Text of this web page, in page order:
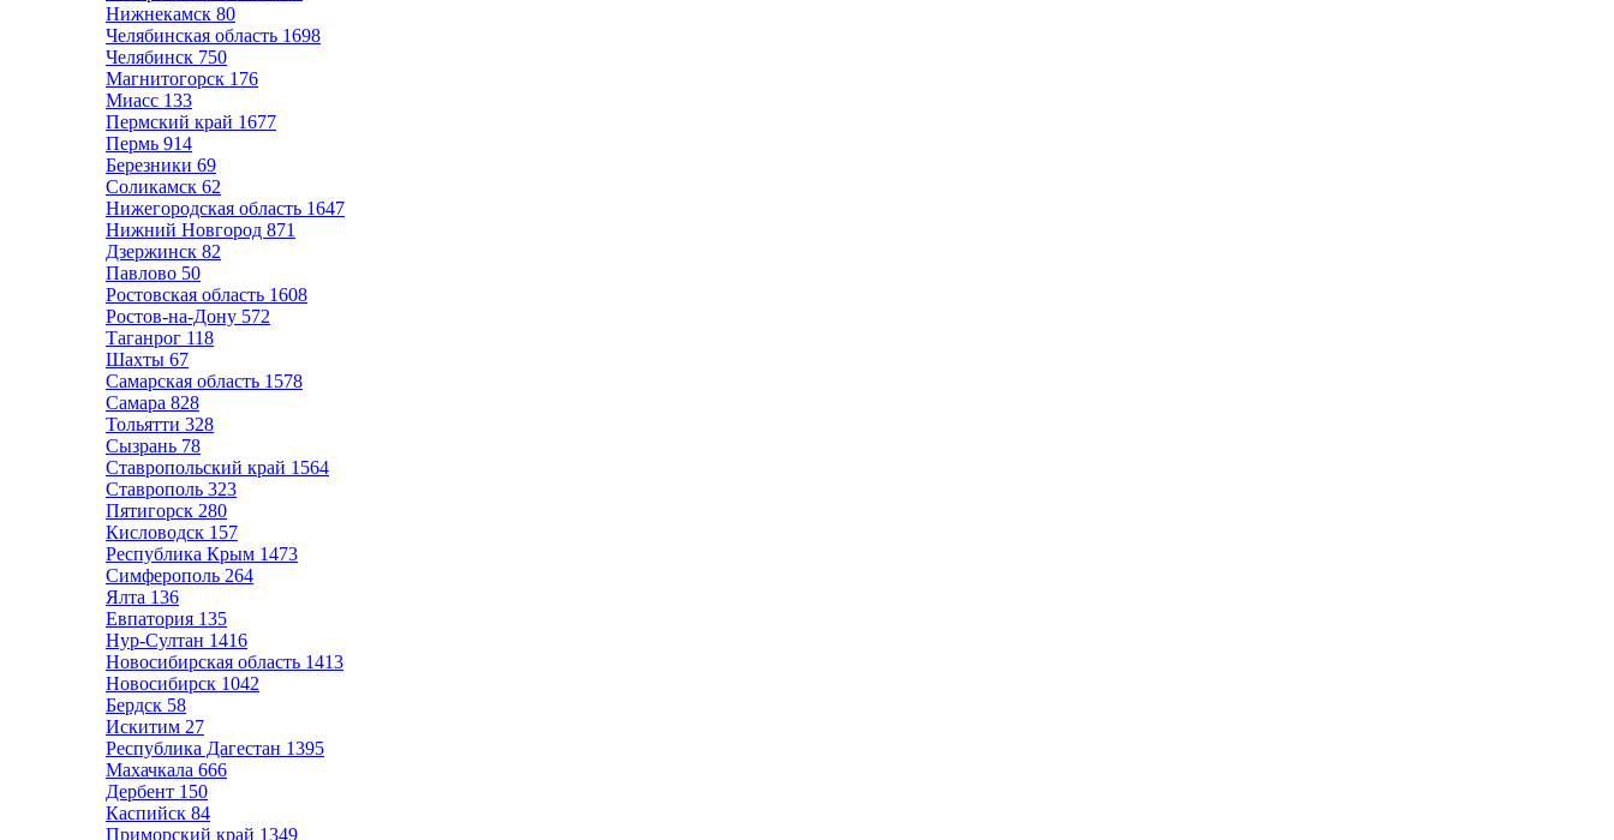
Нижнекамск 80
Челябинская область 1698
Челябинск 750
Магнитогорск 176
Миасс 133
Пермский край 1677
Пермь 914
Березники 69
Соликамск 62
Нижегородская область 1647
Нижний Новгород 871
Дзержинск 82
Павлово 50
Ростовская область 1608
Ростов-на-Дону 572
Таганрог 118
Шахты 67
Самарская область 1578
Самара 828
Тольятти 328
Сызрань 78
Ставропольский край 1564
Ставрополь 323
Пятигорск 280
Кисловодск 157
Республика Крым 1473
Симферополь 264
Ялта 136
Евпатория 135
Нур-Султан 1416
Новосибирская область 1413
Новосибирск 1042
Бердск 58
Искитим 27
Республика Дагестан 1395
Махачкала 666
Дербент 150
Каспийск 84
Приморский край 1349